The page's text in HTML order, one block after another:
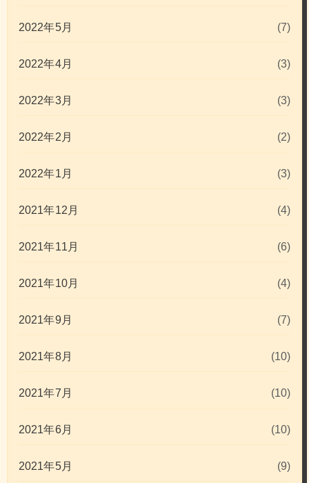
2022年5月 (7)
2022年4月 (3)
2022年3月 (3)
2022年2月 (2)
2022年1月 (3)
2021年12月 (4)
2021年11月 (6)
2021年10月 (4)
2021年9月 (7)
2021年8月 (10)
2021年7月 (10)
2021年6月 (10)
2021年5月 (9)